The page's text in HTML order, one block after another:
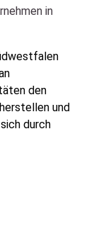
in
den
und
durch